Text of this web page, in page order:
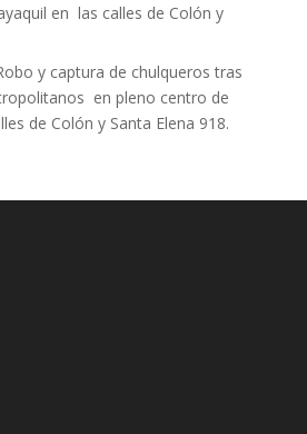
en las calles de Colón y
y captura de chulqueros tras
en pleno centro de
de Colón y Santa Elena 918.